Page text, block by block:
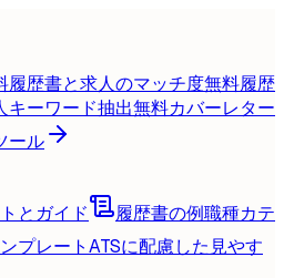
履歴書と求人のマッチ度無料履歴
キーワード抽出無料カバーレター
ール
とガイド 履歴書の例職種カテ
プレートATSに配慮した見やす